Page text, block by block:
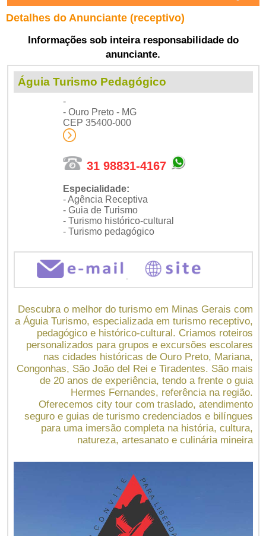
Detalhes do Anunciante (receptivo)
Informações sob inteira responsabilidade do
anunciante.
Águia Turismo Pedagógico
-
- Ouro Preto - MG
CEP 35400-000
31 98831-4167
Especialidade:
- Agência Receptiva
- Guia de Turismo
- Turismo histórico-cultural
- Turismo pedagógico
Descubra o melhor do turismo em Minas Gerais com
a Águia Turismo, especializada em turismo receptivo,
pedagógico e histórico-cultural. Criamos roteiros
personalizados para grupos e excursões escolares
nas cidades históricas de Ouro Preto, Mariana,
Congonhas, São João del Rei e Tiradentes. São mais
de 20 anos de experiência, tendo a frente o guia
Hermes Fernandes, referência na região.
Oferecemos city tour com traslado, atendimento
seguro e guias de turismo credenciados e bilíngues
para uma imersão completa na história, cultura,
natureza, artesanato e culinária mineira